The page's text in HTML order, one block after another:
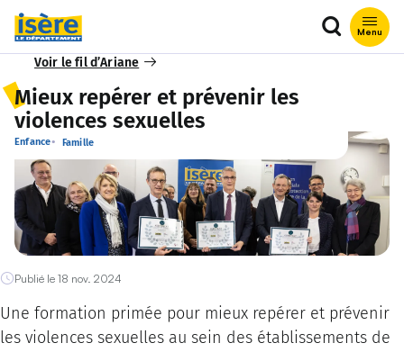
Menu
Que
Voir le fil d’Ariane
Mieux repérer et prévenir les
violences sexuelles
Enfance Famille
Publié le 18 nov. 2024
Une formation primée pour mieux repérer et prévenir
les violences sexuelles au sein des établissements de